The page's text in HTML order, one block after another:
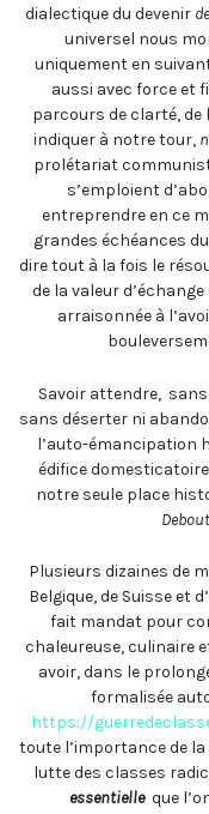
dialectique du devenir
universel nous
uniquement en
aussi avec force et
parcours de clarté, de
indiquer à notre tour,
prolétariat
s’emploient
entreprendre en ce
grandes échéances du
dire tout à la fois le
de la valeur
arraisonnée à
Savoir attendre,
sans déserter ni
l’auto-émancipation
édifice
notre seule place
Debout
Plusieurs dizaines de
Belgique, de Suisse et d’
fait mandat pour
chaleureuse, culinaire
avoir, dans le
formalisée
https://
toute l’importance de
lutte des classes
essentielleque